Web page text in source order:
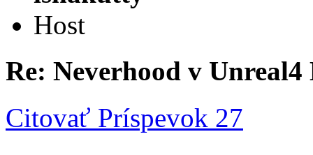
Host
Re: Neverhood v Unreal4
Citovať Príspevok 27